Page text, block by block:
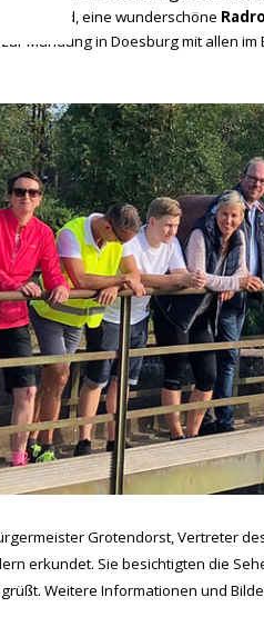
Raesfeld, eine wunderschöne
Mündung in Doesburg mit allen
Grotendorst, Vertreter
erkundet. Sie besichtigten die
Weitere Informationen und